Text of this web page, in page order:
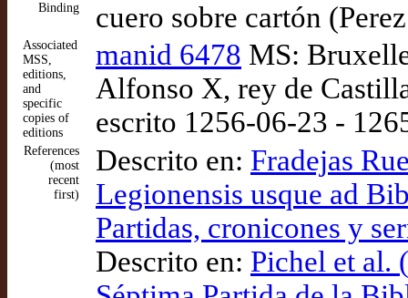
Binding cuero sobre cartón
Associated
MSS,
editions,
and
specific
copies of
editions
manid 6478 MS:
Alfonso X, rey de
escrito 1256-06-23 -
References
(most
recent
first)
Descrito en: Fradejas
Legionensis usque ad
Partidas, cronicones y
Descrito en: Pichel et al.